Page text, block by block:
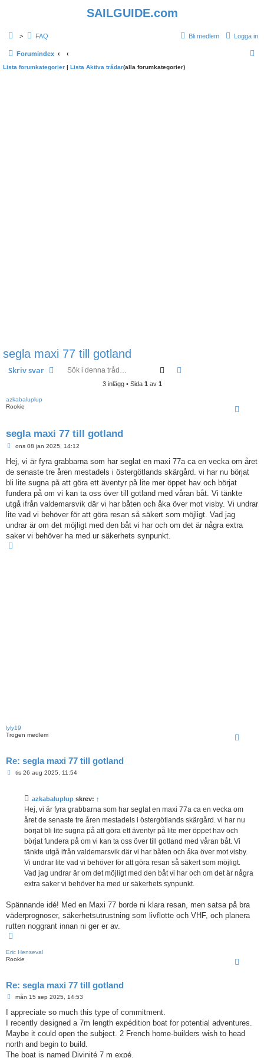
SAILGUIDE.com
> FAQ Logga in
Bli medlem
Forumindex
Lista forumkategorier | Lista Aktiva trådar(alla forumkategorier)
segla maxi 77 till gotland
Skriv svar Sök
3 inlägg • Sida 1 av 1
azkabaluplup
Rookie
segla maxi 77 till gotland
l
ä
g
g
ons 08 jan 2025, 14:12
Hej, vi är fyra grabbarna som har seglat en maxi 77a ca en vecka om året
de senaste tre åren mestadels i östergötlands skärgård. vi har nu börjat
bli lite sugna på att göra ett äventyr på lite mer öppet hav och börjat
fundera på om vi kan ta oss över till gotland med våran båt. Vi tänkte
utgå ifrån valdemarsvik där vi har båten och åka över mot visby. Vi undrar
lite vad vi behöver för att göra resan så säkert som möjligt. Vad jag
undrar är om det möjligt med den båt vi har och om det är några extra
saker vi behöver ha med ur säkerhets synpunkt.
lyly19
Trogen medlem
Re: segla maxi 77 till gotland
tis 26 aug 2025, 11:54
azkabaluplup skrev: ↑
Hej, vi är fyra grabbarna som har seglat en maxi 77a ca en vecka om
året de senaste tre åren mestadels i östergötlands skärgård. vi har nu
börjat bli lite sugna på att göra ett äventyr på lite mer öppet hav och
börjat fundera på om vi kan ta oss över till gotland med våran båt. Vi
tänkte utgå ifrån valdemarsvik där vi har båten och åka över mot visby.
Vi undrar lite vad vi behöver för att göra resan så säkert som möjligt.
Vad jag undrar är om det möjligt med den båt vi har och om det är några
extra saker vi behöver ha med ur säkerhets synpunkt.
Spännande idé! Med en Maxi 77 borde ni klara resan, men satsa på bra
väderprognoser, säkerhetsutrustning som livflotte och VHF, och planera
rutten noggrant innan ni ger er av.
Eric Henseval
Rookie
Re: segla maxi 77 till gotland
l
ä
g
g
mån 15 sep 2025, 14:53
I appreciate so much this type of commitment.
I recently designed a 7m length expédition boat for potential adventures.
Maybe it could open the subject. 2 French home-builders wish to head
north and begin to build.
The boat is named Divinité 7 m expé.